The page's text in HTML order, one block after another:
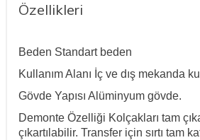
Özellikleri
Beden Standart beden
Kullanım Alanı İç ve dış mekanda
Gövde Yapısı Alüminyum gövde.
Demonte Özelliği Kolçakları tam
çıkartılabilir. Transfer için sırtı tam